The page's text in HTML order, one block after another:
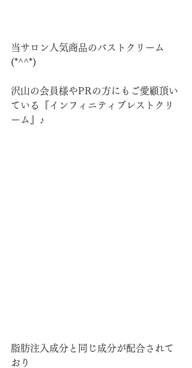
当サロン人気商品のバストクリーム
(*^^*)
沢山の会員様やPRの方にもご愛顧頂い
ている『インフィニティブレストクリ
ーム』♪
脂肪注入成分と同じ成分が配合されて
おり